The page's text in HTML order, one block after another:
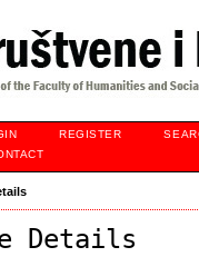
REGISTER
Details